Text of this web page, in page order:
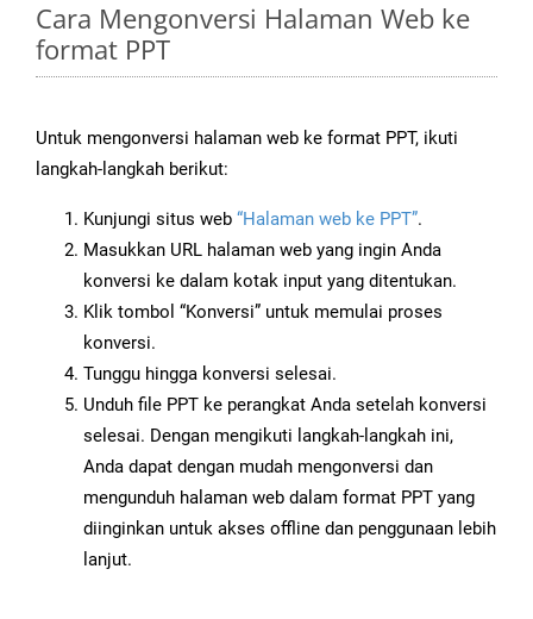
Cara Mengonversi Halaman Web ke
format PPT
Untuk mengonversi halaman web ke format PPT, ikuti
langkah-langkah berikut:
Kunjungi situs web “Halaman web ke PPT”.
Masukkan URL halaman web yang ingin Anda
konversi ke dalam kotak input yang ditentukan.
Klik tombol “Konversi” untuk memulai proses
konversi.
Tunggu hingga konversi selesai.
Unduh file PPT ke perangkat Anda setelah konversi
selesai. Dengan mengikuti langkah-langkah ini,
Anda dapat dengan mudah mengonversi dan
mengunduh halaman web dalam format PPT yang
diinginkan untuk akses offline dan penggunaan lebih
lanjut.